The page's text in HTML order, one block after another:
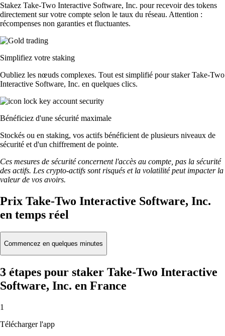
Stakez Take-Two Interactive Software, Inc. pour recevoir des tokens
directement sur votre compte selon le taux du réseau. Attention :
récompenses non garanties et fluctuantes.
Simplifiez votre staking
Oubliez les nœuds complexes. Tout est simplifié pour staker Take-Two
Interactive Software, Inc. en quelques clics.
Bénéficiez d'une sécurité maximale
Stockés ou en staking, vos actifs bénéficient de plusieurs niveaux de
sécurité et d'un chiffrement de pointe.
Ces mesures de sécurité concernent l'accès au compte, pas la sécurité
des actifs. Les crypto-actifs sont risqués et la volatilité peut impacter la
valeur de vos avoirs.
Prix Take-Two Interactive Software, Inc.
en temps réel
Commencez en quelques minutes
3 étapes pour staker Take-Two Interactive
Software, Inc. en France
1
Télécharger l'app